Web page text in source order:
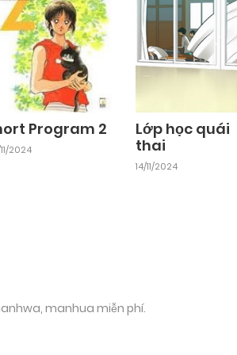
Program 2
2024
Lớp học quái
thai
14/11/2024
manhua miễn phí.